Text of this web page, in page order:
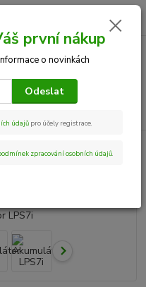
0,00 Kč
první nákup
o novinkách
Odeslat
údajů pro účely registrace.
zpracování osobních údajů.